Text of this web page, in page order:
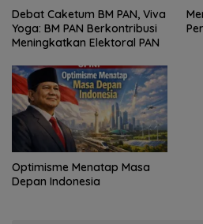
Debat Caketum BM PAN, Viva
Yoga: BM PAN Berkontribusi
Meningkatkan Elektoral PAN
Optimisme Menatap Masa
Depan Indonesia